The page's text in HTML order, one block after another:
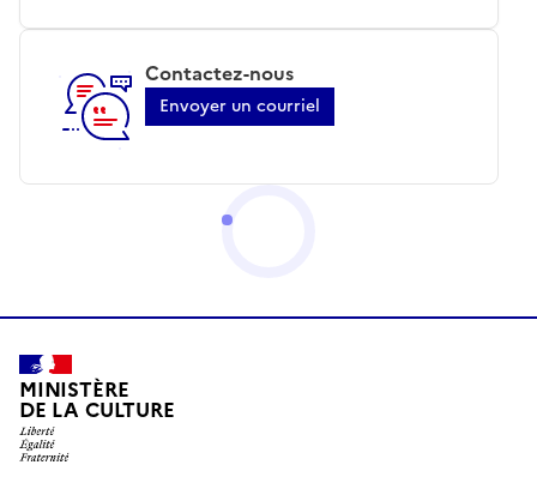
Contactez-nous
Envoyer un courriel
MINISTÈRE
DE LA CULTURE